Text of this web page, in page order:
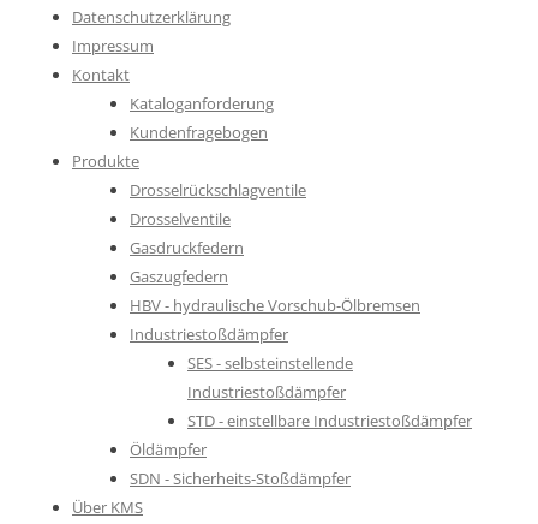
Datenschutzerklärung
Impressum
Kontakt
Kataloganforderung
Kundenfragebogen
Produkte
Drosselrückschlagventile
Drosselventile
Gasdruckfedern
Gaszugfedern
HBV - hydraulische Vorschub-Ölbremsen
Industriestoßdämpfer
SES - selbsteinstellende
Industriestoßdämpfer
STD - einstellbare Industriestoßdämpfer
Öldämpfer
SDN - Sicherheits-Stoßdämpfer
Über KMS